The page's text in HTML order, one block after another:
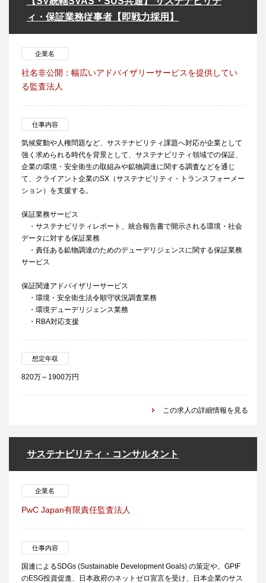
ィ・保証業務従事者【即戦力採用】
企業名
社名非公開：幅広いアドバイザリーサービスを提供してい
る監査法人
仕事内容
気候変動や人権問題など、サステナビリティ課題へ対応が企業として
強く求められる時代を背景として、サステナビリティ領域での保証、
企業の環境・安全衛生の取組みや鉱物調達に関する調査などを通じ
て、クライアント企業のSX（サステナビリティ・トランスフォーメー
ション）を支援する。
保証業務サービス
・サステナビリティレポート、統合報告書で開示される環境・社会
データに対する保証業務
・責任ある鉱物調達のためのデューデリジェンスに関する保証業務
サービス
保証関連アドバイザリーサービス
・環境・安全衛生法令順守状況調査業務
・環境デューデリジェンス業務
・RBA対応支援
想定年収
820万～1900万円
この求人の詳細情報を見る
サステナビリティ・コンサルタント
企業名
PwC Japan有限責任監査法人
仕事内容
国連によるSDGs (Sustainable Development Goals) の策定や、GPIF
のESG投資促進、日本政府のネットゼロ宣言を受け、日本企業のサス